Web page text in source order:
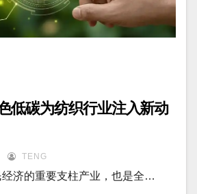
低碳为纺织行业注入新动
TENG
济的重要支柱产业，也是全…